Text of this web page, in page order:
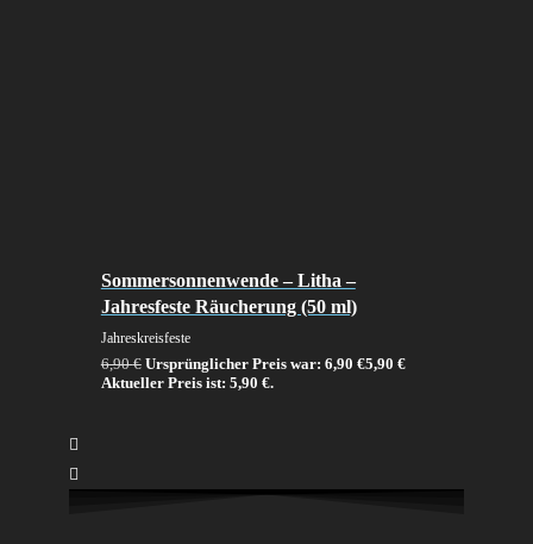
Sommersonnenwende – Litha –
Jahresfeste Räucherung (50 ml)
Jahreskreisfeste
6,90€ Ursprünglicher Preis war: 6,90 €5,90 €
Aktueller Preis ist: 5,90 €.